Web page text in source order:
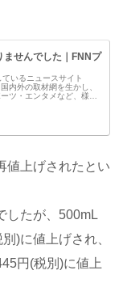
ませんでした｜FNNプ
いるニュースサイト
内外の取材網を生かし、
ツ・エンタメなど、様々
値上げされたとい
したが、500mL
)に値上げされ、
円(税別)に値上